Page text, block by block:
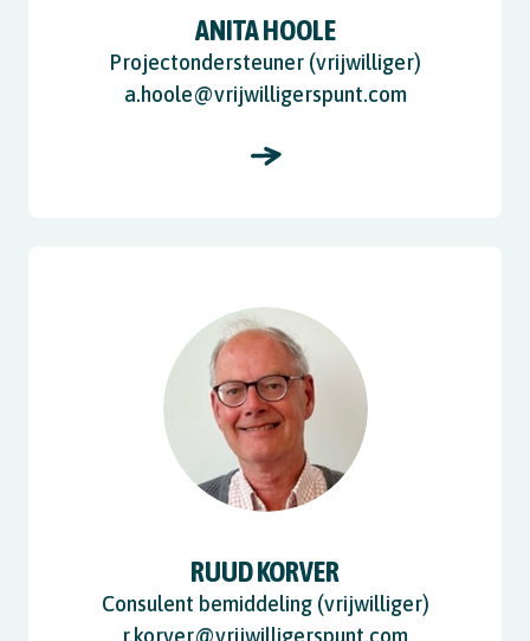
ANITA HOOLE
Projectondersteuner (vrijwilliger)
a.hoole@vrijwilligerspunt.com
RUUD KORVER
Consulent bemiddeling (vrijwilliger)
r.korver@vrijwilligerspunt.com